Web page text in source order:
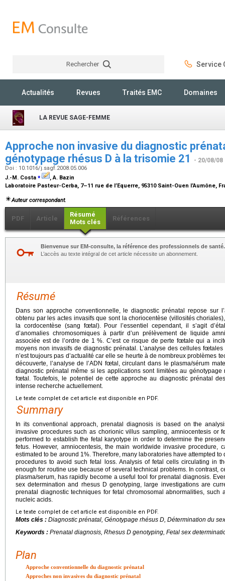
Rechercher Service
Actualités Revues Traités EMC Domaines
LA REVUE SAGE-FEMME
Approche non invasive du diagnostic
génotypage rhésus D à la trisomie 21
- 20/08/08
Doi : 10.1016/j.sagf.2008.05.006
J.-M. Costa ⁎
, A. Bazin
Laboratoire Pasteur-Cerba, 7–11 rue de l’Equerre, 95310 Saint-Ouen l’Aumône,
Auteur correspondant.
PDF Article
Résumé
Mots clés
Références
Bienvenue sur EM-consulte, la référence des professionnels de santé.
L’accès au texte intégral de cet article nécessite un abonnement.
Résumé
Dans son approche conventionnelle, le diagnostic prénatal repose sur
obtenu par les actes invasifs que sont la choriocentèse (villosités
la cordocentèse (sang fœtal). Pour l’essentiel cependant, il s’agit
d’anomalies chromosomiques à partir d’un prélèvement de liquide
associée est de l’ordre de 1 %. C’est ce risque de perte fœtale qui a
moyens non invasifs de diagnostic prénatal. L’analyse des cellules
n’est toujours pas d’actualité car elle se heurte à de nombreux problèmes
découverte, l’analyse de l’ADN fœtal, circulant dans le plasma/sérum
diagnostic prénatal même si les applications sont limitées au
fœtal. Toutefois, le potentiel de cette approche au diagnostic prénatal
intense recherche actuellement.
Le texte complet de cet article est disponible en PDF.
Summary
In its conventional approach, prenatal diagnosis is based on the
invasive procedures such as chorionic villus sampling, amniocentesis or
performed to establish the fetal karyotype in order to determine the
fetus. However, amniocentesis, the main worldwide invasive procedure,
estimated to be around 1%. Therefore, many laboratories have attempted
procedures to avoid such fetal loss. Analysis of fetal cells circulating in
enough for routine use because of several technical problems. In contrast,
plasma/serum, has rapidly become a useful tool for prenatal diagnosis.
sex determination and rhesus D genotyping, large investigations are
prenatal diagnostic techniques for fetal chromosomal abnormalities, such
nucleic acids.
Le texte complet de cet article est disponible en PDF.
Mots clés : Diagnostic prénatal, Génotypage rhésus D, Détermination du
Keywords : Prenatal diagnosis, Rhesus D genotyping, Fetal sex
Plan
Approche conventionnelle du diagnostic prénatal
Approches non invasives du diagnostic prénatal